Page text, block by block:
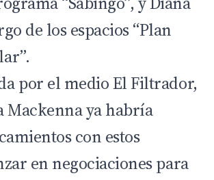
de los espacios “Plan
por el medio El Filtrador,
Mackenna ya habría
con estos
en negociaciones para